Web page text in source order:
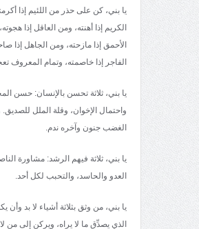
يا بني، كن على حذر من اللئيم إذا
الكريم إذا أهنته، ومن العاقل إذا
الأحمق إذا مازحته، ومن الجاهل إذا
الفاجر إذا خاصمته، وتمام المعروف
يا بني، ثلاثة تحسن بالإنسان: حسن
واحتمال الإخوان، وقلة الملل للصديق.
الغضب جنون وآخره ندم.
يا بني، ثلاثة فيهم الرشد: مشاورة
العدو والحاسد، والتحبب لكل أحد.
يا بني، من وثق بثلاثة أشياء لا بد وأن
الذي يصدِّق ما لا يراه، ويركن إلى من لا